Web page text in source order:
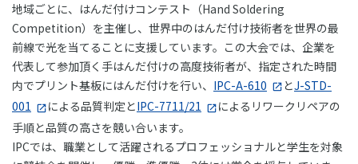
地域ごとに、はんだ付けコンテスト（Hand Soldering
Competition）を主催し、世界中のはんだ付け技術者を世界の最
前線で光を当てることに支援しています。この大会では、企業を
代表して参加頂く手はんだ付けの高度技術者が、指定された時間
内でプリント基板にはんだ付けを行い、 IPC-A-610 とJ-STD-
001
による品質判定とIPC-7711/21
によるリワークリペアの
手順と品質の高さを競い合います。
IPCでは、職業として活躍されるプロフェッショナルと学生を対象